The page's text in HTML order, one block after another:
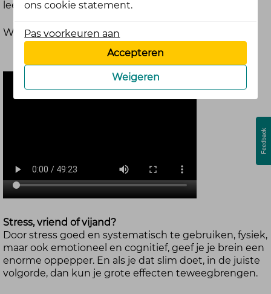
leert omgaan met stress.
Webinar gemist? Kijk het hier terug:
Stress, vriend of vijand?
Door stress goed en systematisch te gebruiken, fysiek,
maar ook emotioneel en cognitief, geef je je brein een
enorme oppepper. En als je dat slim doet, in de juiste
volgorde, dan kun je grote effecten teweegbrengen.
ons cookie statement.
Pas voorkeuren aan
Accepteren
Weigeren